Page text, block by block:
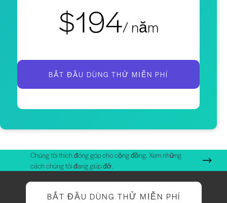
$194/ năm
BẮT ĐẦU DÙNG THỬ MIỄN PHÍ
Chúng tôi thích đóng góp cho cộng đồng. Xem những
cách chúng tôi đang giúp đỡ.
BẮT ĐẦU DÙNG THỬ MIỄN PHÍ